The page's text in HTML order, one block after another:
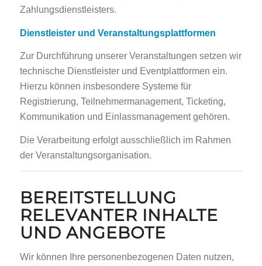
Zahlungsdienstleisters.
Dienstleister und Veranstaltungsplattformen
Zur Durchführung unserer Veranstaltungen setzen wir
technische Dienstleister und Eventplattformen ein.
Hierzu können insbesondere Systeme für
Registrierung, Teilnehmermanagement, Ticketing,
Kommunikation und Einlassmanagement gehören.
Die Verarbeitung erfolgt ausschließlich im Rahmen
der Veranstaltungsorganisation.
BEREITSTELLUNG
RELEVANTER INHALTE
UND ANGEBOTE
Wir können Ihre personenbezogenen Daten nutzen,